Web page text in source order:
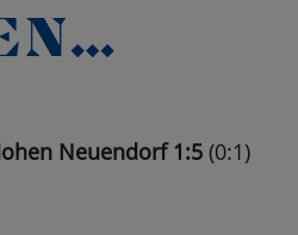
Neuendorf 1:5(0:1)